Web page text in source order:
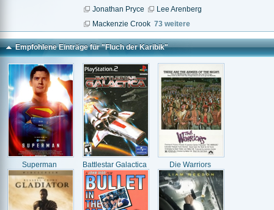
Jonathan Pryce
Lee Arenberg
Mackenzie Crook 73 weitere
Empfohlene Einträge für "Fluch der Karibik"
Superman Battlestar Galactica Die Warriors